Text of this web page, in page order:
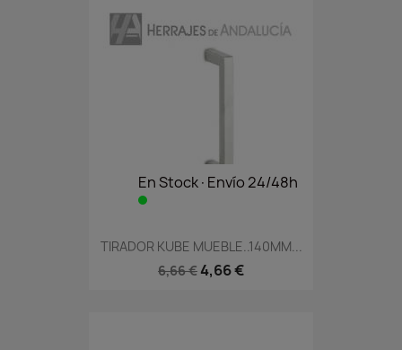
En Stock·Envío 24/48h
TIRADOR KUBE MUEBLE..140MM...
6,66 € 4,66 €